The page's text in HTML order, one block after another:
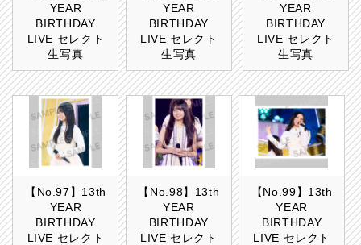
YEAR
BIRTHDAY
LIVE セレクト
生写真
YEAR
BIRTHDAY
LIVE セレクト
生写真
YEAR
BIRTHDAY
LIVE セレクト
生写真
【No.97】13th
YEAR
BIRTHDAY
LIVE セレクト
【No.98】13th
YEAR
BIRTHDAY
LIVE セレクト
【No.99】13th
YEAR
BIRTHDAY
LIVE セレクト